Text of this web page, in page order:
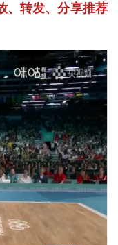
、转发、分享推荐